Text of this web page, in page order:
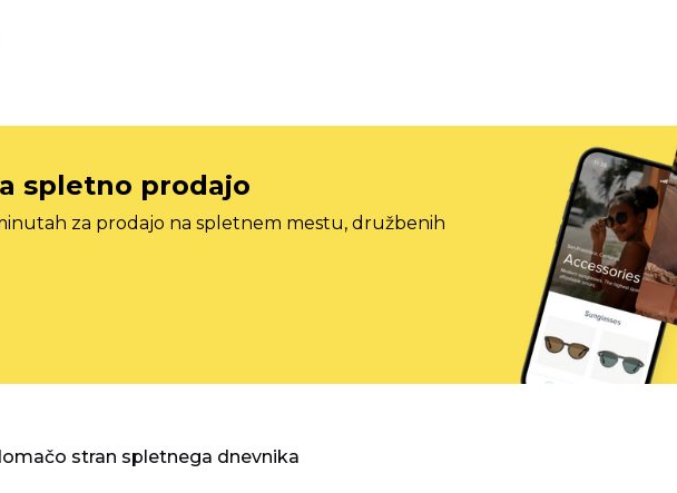
spletno prodajo
za prodajo na spletnem mestu, družbenih
stran spletnega dnevnika